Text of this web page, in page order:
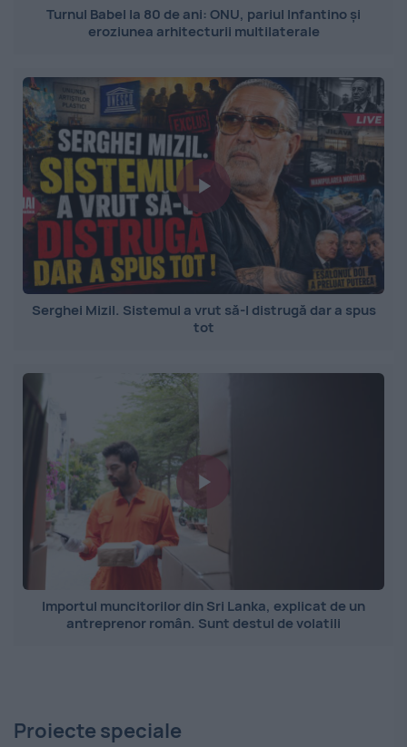
Turnul Babel la 80 de ani: ONU, pariul Infantino și
eroziunea arhitecturii multilaterale
Serghei Mizil. Sistemul a vrut să-l distrugă dar a spus
tot
Importul muncitorilor din Sri Lanka, explicat de un
antreprenor român. Sunt destul de volatili
Proiecte speciale